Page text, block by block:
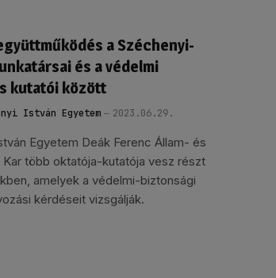
a Széchenyi-
és a védelmi
kutatói között
István Egyetem 2023.06.29.
Egyetem Deák Ferenc Állam- és
Kar több oktatója-kutatója vesz részt
amelyek a védelmi-biztonsági
kérdéseit vizsgálják.